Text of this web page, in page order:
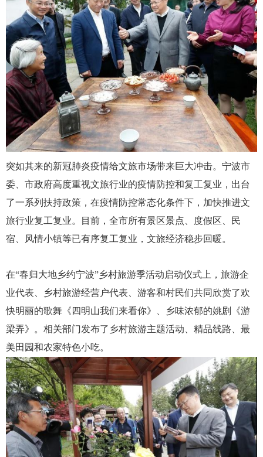
突如其来的新冠肺炎疫情给文旅市场带来巨大冲击。宁波市
委、市政府高度重视文旅行业的疫情防控和复工复业，出台
了一系列扶持政策，在疫情防控常态化条件下，加快推进文
旅行业复工复业。目前，全市所有景区景点、度假区、民
宿、风情小镇等已有序复工复业，文旅经济稳步回暖。
在“春归大地乡约宁波”乡村旅游季活动启动仪式上，旅游企
业代表、乡村旅游经营户代表、游客和村民们共同欣赏了欢
快明丽的歌舞《四明山我们来看你》、乡味浓郁的姚剧《游
梁弄》。相关部门发布了乡村旅游主题活动、精品线路、最
美田园和农家特色小吃。